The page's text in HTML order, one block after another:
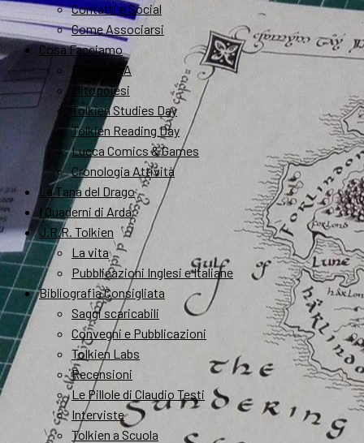
Contatti e Social
Come Associarsi
Cosa Facciamo
FantastikA
Mitopoiesi
Tolkien Studies Day
Tolkien Reading Day
Lucca Comics & Games
Cronologia Attività
La Tana del Drago
I Quaderni di Arda
J.R.R. Tolkien
La vita
Pubblicazioni Inglesi e Italiane
Bibliografia Consigliata
Saggi scaricabili
Convegni e Pubblicazioni
Tolkien Labs
Recensioni
Le Pillole di Claudio Testi
Interviste
Tolkien a Scuola